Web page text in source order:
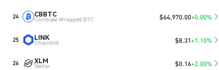
24 CBBTC
Coinbase Wrapped BTC $64,970.00+0.00%
25 LINK
Chainlink $8.31+1.10%
26 XLM
Stellar $0.16+2.00%